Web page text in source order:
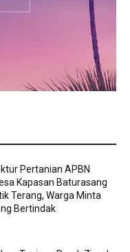
Pertanian APBN
Kapasan Baturasang
Terang, Warga Minta
Bertindak